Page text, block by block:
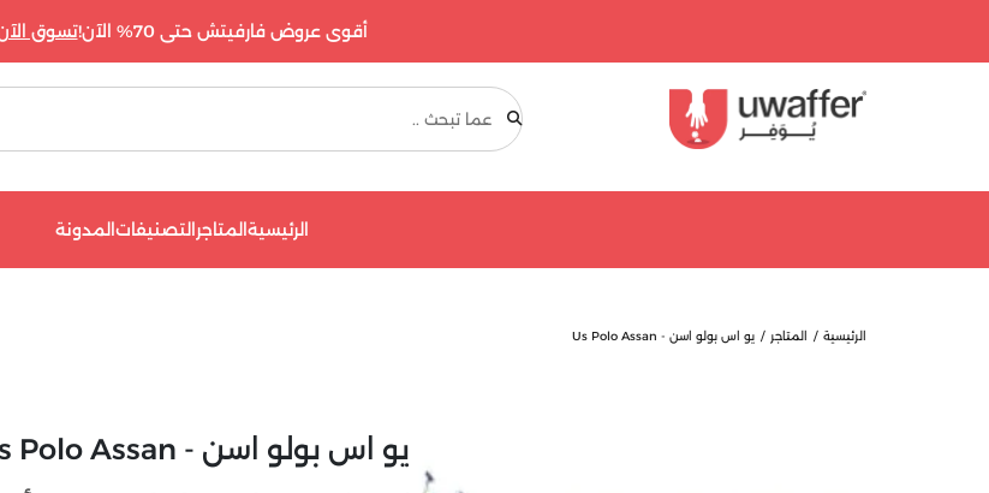
أقوى عروض فارفيتش حتى 70% الآن! تسوق
بحث
الرئيسيةالمتاجرالتصنيفاتالمدونة
الرئيسية المتاجر يو اس بولو اسن - Us Polo Assan
يو اس بولو اسن - Us Polo Assan